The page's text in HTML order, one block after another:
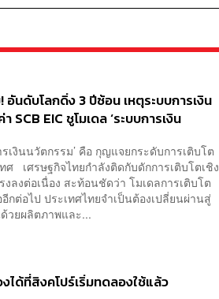
นดับโลกดิ่ง 3 ปีซ้อน เหตุระบบการเงิน
SCB EIC ชูโมเดล ‘ระบบการเงิน
เงินนวัตกรรม’ คือ กุญแจยกระดับการเติบโต
เศรษฐกิจไทยกำลังติดกับดักการเติบโตเชิง
ลงต่อเนื่อง สะท้อนชัดว่า โมเดลการเติบโต
กต่อไป ประเทศไทยจำเป็นต้องเปลี่ยนผ่านสู่
วยผลิตภาพและ...
ได้ที่สิงคโปร์เริ่มทดลองใช้แล้ว